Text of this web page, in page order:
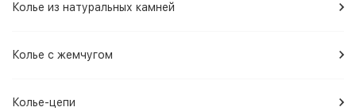
Колье из натуральных камней
Колье с жемчугом
Колье-цепи